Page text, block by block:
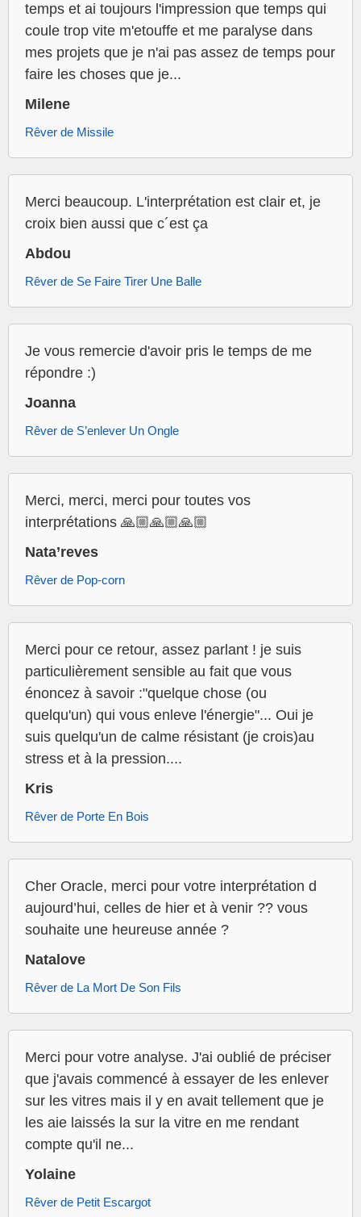
temps et ai toujours l'impression que temps qui
coule trop vite m'etouffe et me paralyse dans
mes projets que je n'ai pas assez de temps pour
faire les choses que je...
Milene
Rêver de Missile
Merci beaucoup. L'interprétation est clair et, je
croix bien aussi que c´est ça
Abdou
Rêver de Se Faire Tirer Une Balle
Je vous remercie d'avoir pris le temps de me
répondre :)
Joanna
Rêver de S’enlever Un Ongle
Merci, merci, merci pour toutes vos
interprétations 🙏🏼🙏🏼🙏🏼
Nata’reves
Rêver de Pop-corn
Merci pour ce retour, assez parlant ! je suis
particulièrement sensible au fait que vous
énoncez à savoir :"quelque chose (ou
quelqu'un) qui vous enleve l'énergie"... Oui je
suis quelqu'un de calme résistant (je crois)au
stress et à la pression....
Kris
Rêver de Porte En Bois
Cher Oracle, merci pour votre interprétation d
aujourd’hui, celles de hier et à venir ?? vous
souhaite une heureuse année ?
Natalove
Rêver de La Mort De Son Fils
Merci pour votre analyse. J'ai oublié de préciser
que j'avais commencé à essayer de les enlever
sur les vitres mais il y en avait tellement que je
les aie laissés la sur la vitre en me rendant
compte qu'il ne...
Yolaine
Rêver de Petit Escargot